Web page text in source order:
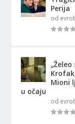
Perija
od
Mioni
u očaju
od